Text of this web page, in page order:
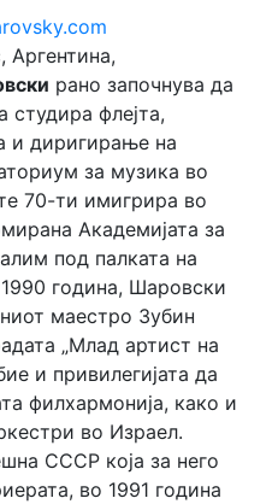
Аргентина,
рано започнува да
студира флејта,
и диригирање на
за музика во
70-ти имигрира во
Академијата за
под палката на
година, Шаровски
маестро Зубин
„Млад артист на
и привилегијата да
филхармонија, како и
во Израел.
СССР која за него
во 1991 година